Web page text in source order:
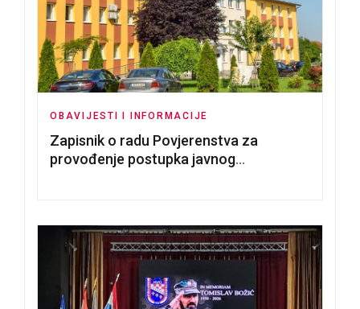
OBAVIJESTI I INFORMACIJE
Zapisnik o radu Povjerenstva za
provođenje postupka javnog